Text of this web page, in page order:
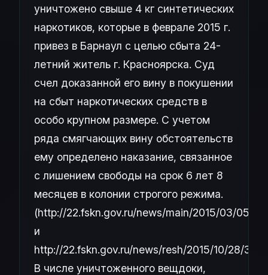
уничтожено свыше 4 кг синтетических
наркотиков, которые в феврале 2015 г.
привез в Барнаул с целью сбыта 24-
летний житель г. Красноярска. Суд
счел доказанной его вину в покушении
на сбыт наркотических средств в
особо крупном размере. С учетом
ряда смягчающих вину обстоятельств
ему определено наказание, связанное
с лишением свободы на срок 6 лет 8
месяцев в колонии строгого режима.
(http://22.fskn.gov.ru/news/main/2015/03/05/
и
http://22.fskn.gov.ru/news/resh/2015/10/28/
В числе уничтоженного вещдоки,